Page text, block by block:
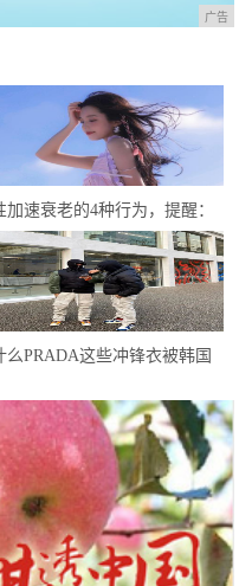
广告
加速衰老的4种行为，提醒：
做就不做，别任性妄为
么PRADA这些冲锋衣被韩国